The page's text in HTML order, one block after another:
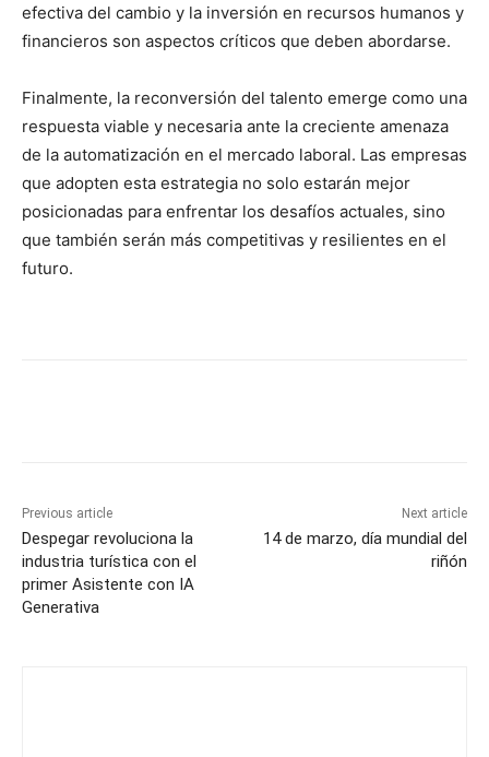
efectiva del cambio y la inversión en recursos humanos y
financieros son aspectos críticos que deben abordarse.
Finalmente, la reconversión del talento emerge como una
respuesta viable y necesaria ante la creciente amenaza
de la automatización en el mercado laboral. Las empresas
que adopten esta estrategia no solo estarán mejor
posicionadas para enfrentar los desafíos actuales, sino
que también serán más competitivas y resilientes en el
futuro.
Previous article
Despegar revoluciona la
industria turística con el
primer Asistente con IA
Generativa
Next article
14 de marzo, día mundial del
riñón